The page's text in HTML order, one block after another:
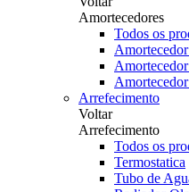
Amortecedores
Todos os
Arrefecimento
Voltar
Arrefecimento
Todos os
Termostatica
Tubo de